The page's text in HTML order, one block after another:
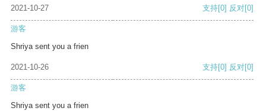
2021-10-27 支持[0] 反对[0]
游客
Shriya sent you a frien
2021-10-26 支持[0] 反对[0]
游客
Shriya sent you a frien